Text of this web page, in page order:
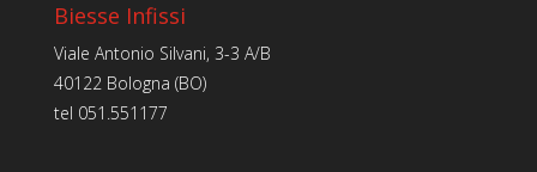
Biesse Infissi
Viale Antonio Silvani, 3-3 A/B
40122 Bologna (BO)
tel 051.551177